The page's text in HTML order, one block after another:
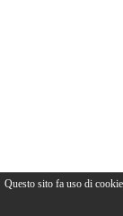
Questo sito fa uso di